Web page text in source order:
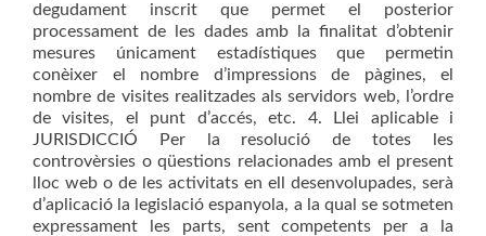
degudament inscrit que permet el posterior
processament de les dades amb la finalitat d’obtenir
mesures únicament estadístiques que permetin
conèixer el nombre d’impressions de pàgines, el
nombre de visites realitzades als servidors web, l’ordre
de visites, el punt d’accés, etc. 4. Llei aplicable i
JURISDICCIÓ Per la resolució de totes les
controvèrsies o qüestions relacionades amb el present
lloc web o de les activitats en ell desenvolupades, serà
d’aplicació la legislació espanyola, a la qual se sotmeten
expressament les parts, sent competents per a la